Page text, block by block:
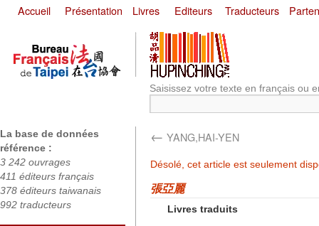
Accueil Présentation Livres Editeurs Traducteurs
Saisissez votre texte en français ou
La base de données
référence :
3 242 ouvrages
411 éditeurs français
378 éditeurs taiwanais
992 traducteurs
← YANG,HAI-YEN
Désolé, cet article est seulement
張亞麗
Livres traduits